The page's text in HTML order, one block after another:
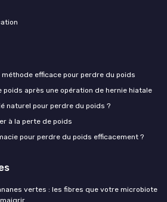
efficace pour perdre du poids
après une opération de hernie hiatale
naturel pour perdre du poids ?
à la perte de poids
pour perdre du poids efficacement ?
vertes : les fibres que votre microbiote